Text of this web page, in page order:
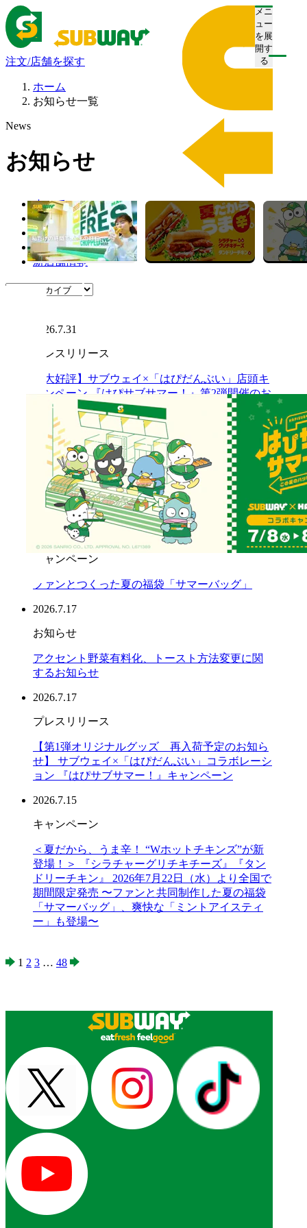
メニ
ュー
を展
開す
る
注文/店舗を探す
ホーム
お知らせ一覧
News
お知らせ
すべて
プレスリリース
お知らせ
キャンペーン
新店舗情報
2026.7.31
プレスリリース
【大好評】サブウェイ×「はぴだんぶい」店頭キ
ャンペーン 『はぴサブサマー！』第2弾開催のお
知らせ 2026年8月5日（水）より オリジナル「フ
レークシール（全4種）」付セットを販売
2026.7.29
お知らせ
「令和8年熊本地震」の影響による一部店舗営業
休止のお知らせ
2026.7.24
キャンペーン
ファンとつくった夏の福袋「サマーバッグ」
2026.7.17
お知らせ
アクセント野菜有料化、トースト方法変更に関
するお知らせ
2026.7.17
プレスリリース
【第1弾オリジナルグッズ 再入荷予定のお知ら
せ】 サブウェイ×「はぴだんぶい」コラボレーシ
ョン 『はぴサブサマー！』キャンペーン
2026.7.15
キャンペーン
＜夏だから、うま辛！ “Wホットチキンズ”が新
登場！＞ 『シラチャーグリチキチーズ』『タン
ドリーチキン』 2026年7月22日（水）より全国で
期間限定発売 〜ファンと共同制作した夏の福袋
「サマーバッグ」、爽快な「ミントアイスティ
ー」も登場〜
1 2 3 … 48